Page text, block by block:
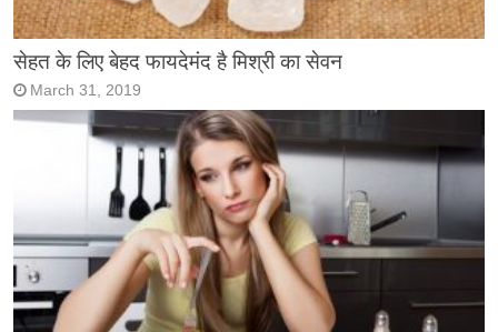
सेहत के लिए बेहद फायदेमंद है मिश्री का सेवन
March 31, 2019